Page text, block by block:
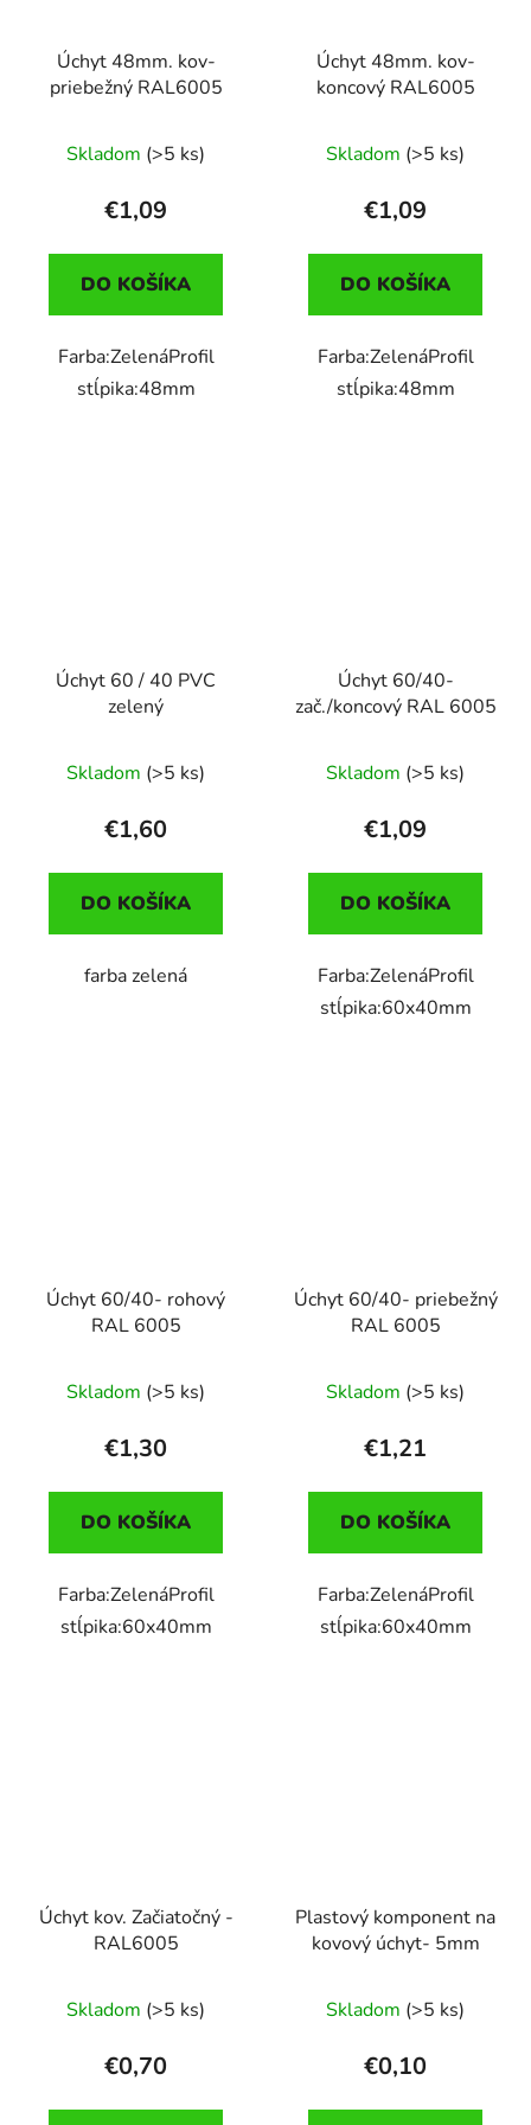
Úchyt 48mm. kov-
priebežný RAL6005
Skladom (>5 ks)
€1,09
DO KOŠÍKA
Farba:ZelenáProfil
stĺpika:48mm
Úchyt 48mm. kov-
koncový RAL6005
Skladom (>5 ks)
€1,09
DO KOŠÍKA
Farba:ZelenáProfil
stĺpika:48mm
Úchyt 60 / 40 PVC
zelený
Skladom (>5 ks)
€1,60
DO KOŠÍKA
farba zelená
Úchyt 60/40-
zač./koncový RAL 6005
Skladom (>5 ks)
€1,09
DO KOŠÍKA
Farba:ZelenáProfil
stĺpika:60x40mm
Úchyt 60/40- rohový
RAL 6005
Skladom (>5 ks)
€1,30
DO KOŠÍKA
Farba:ZelenáProfil
stĺpika:60x40mm
Úchyt 60/40- priebežný
RAL 6005
Skladom (>5 ks)
€1,21
DO KOŠÍKA
Farba:ZelenáProfil
stĺpika:60x40mm
Úchyt kov. Začiatočný -
RAL6005
Skladom (>5 ks)
€0,70
Plastový komponent na
kovový úchyt- 5mm
Skladom (>5 ks)
€0,10